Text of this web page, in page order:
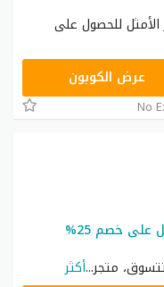
الأمثل للحصول على
عرض الكوبون
No
كوبون خصم اي هيرب أول طلب – احصل على خصم 25%
متجر...أكثر